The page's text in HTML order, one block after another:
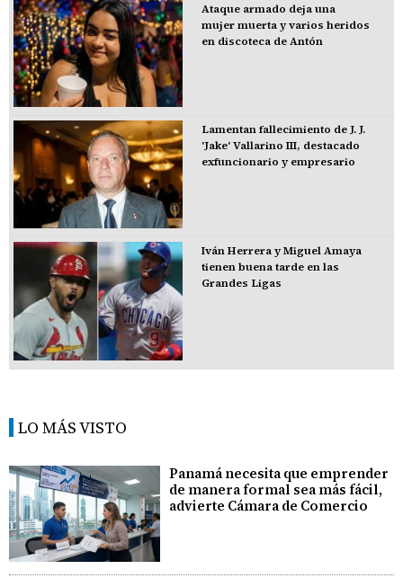
Ataque armado deja una
mujer muerta y varios heridos
en discoteca de Antón
Lamentan fallecimiento de J. J.
'Jake' Vallarino III, destacado
exfuncionario y empresario
Iván Herrera y Miguel Amaya
tienen buena tarde en las
Grandes Ligas
LO MÁS VISTO
Panamá necesita que emprender
de manera formal sea más fácil,
advierte Cámara de Comercio